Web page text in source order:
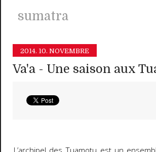
sumatra
2014. 10. NOVEMBRE
Va'a - Une saison aux